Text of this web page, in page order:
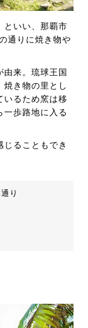
といい、那覇市
通りに焼き物や
来。琉球王国
焼き物の里とし
いるため窯は移
一歩路地に入る
ることもでき
り